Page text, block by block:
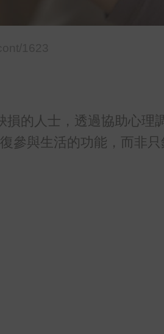
的人士，透過協助心理
參與生活的功能，而非只